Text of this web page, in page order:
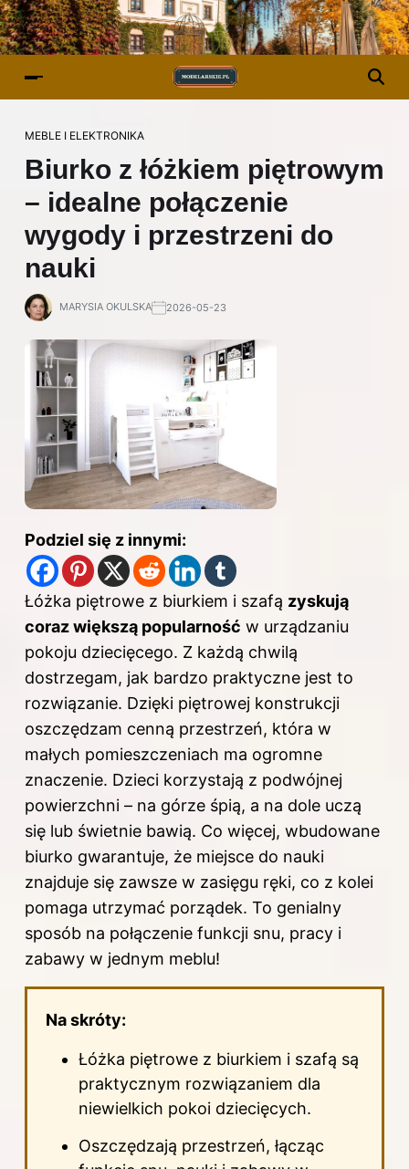
MEBLE I ELEKTRONIKA
Biurko z łóżkiem piętrowym
– idealne połączenie
wygody i przestrzeni do
nauki
MARYSIA OKULSKA 2026-05-23
Podziel się z innymi:
Łóżka piętrowe z biurkiem i szafą zyskują
coraz większą popularność w urządzaniu
pokoju dziecięcego. Z każdą chwilą
dostrzegam, jak bardzo praktyczne jest to
rozwiązanie. Dzięki piętrowej konstrukcji
oszczędzam cenną przestrzeń, która w
małych pomieszczeniach ma ogromne
znaczenie. Dzieci korzystają z podwójnej
powierzchni – na górze śpią, a na dole uczą
się lub świetnie bawią. Co więcej, wbudowane
biurko gwarantuje, że miejsce do nauki
znajduje się zawsze w zasięgu ręki, co z kolei
pomaga utrzymać porządek. To genialny
sposób na połączenie funkcji snu, pracy i
zabawy w jednym meblu!
Na skróty:
Łóżka piętrowe z biurkiem i szafą są
praktycznym rozwiązaniem dla
niewielkich pokoi dziecięcych.
Oszczędzają przestrzeń, łącząc